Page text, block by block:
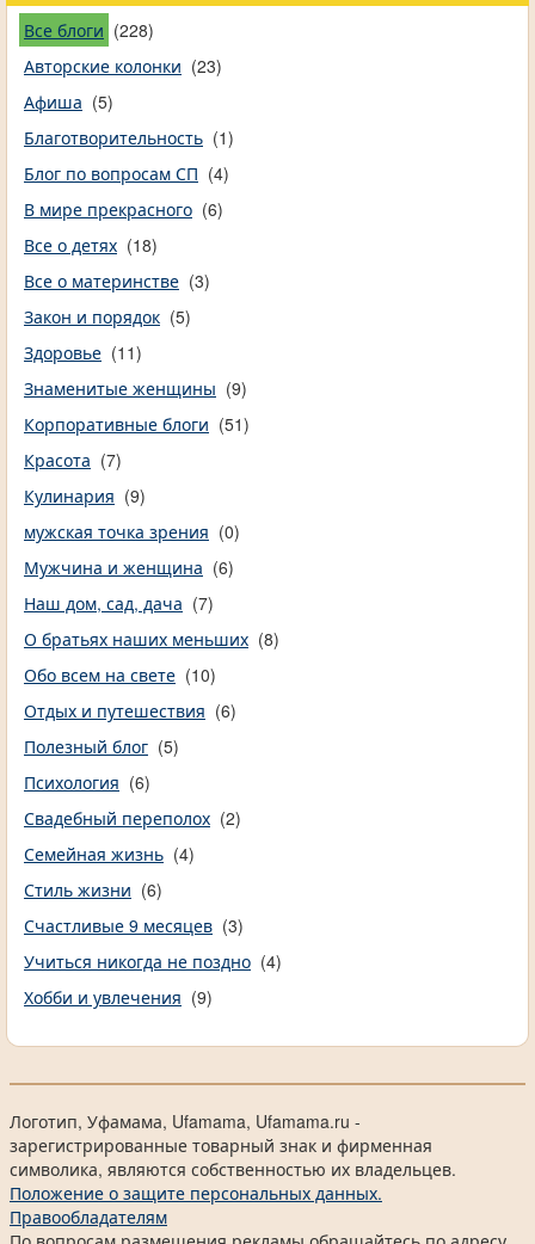
Все блоги (228)
Авторские колонки (23)
Афиша (5)
Благотворительность (1)
Блог по вопросам СП (4)
В мире прекрасного (6)
Все о детях (18)
Все о материнстве (3)
Закон и порядок (5)
Здоровье (11)
Знаменитые женщины (9)
Корпоративные блоги (51)
Красота (7)
Кулинария (9)
мужская точка зрения (0)
Мужчина и женщина (6)
Наш дом, сад, дача (7)
О братьях наших меньших (8)
Обо всем на свете (10)
Отдых и путешествия (6)
Полезный блог (5)
Психология (6)
Свадебный переполох (2)
Семейная жизнь (4)
Стиль жизни (6)
Счастливые 9 месяцев (3)
Учиться никогда не поздно (4)
Хобби и увлечения (9)
Логотип, Уфамама, Ufamama, Ufamama.ru -
зарегистрированные товарный знак и фирменная
символика, являются собственностью их владельцев.
Положение о защите персональных данных.
Правообладателям